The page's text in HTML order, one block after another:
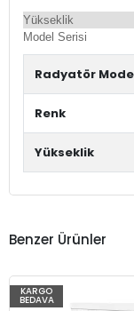
Yükseklik
Model Serisi
Radyatör
Renk
Yükseklik
Benzer Ürünler
KARGO
BEDAVA